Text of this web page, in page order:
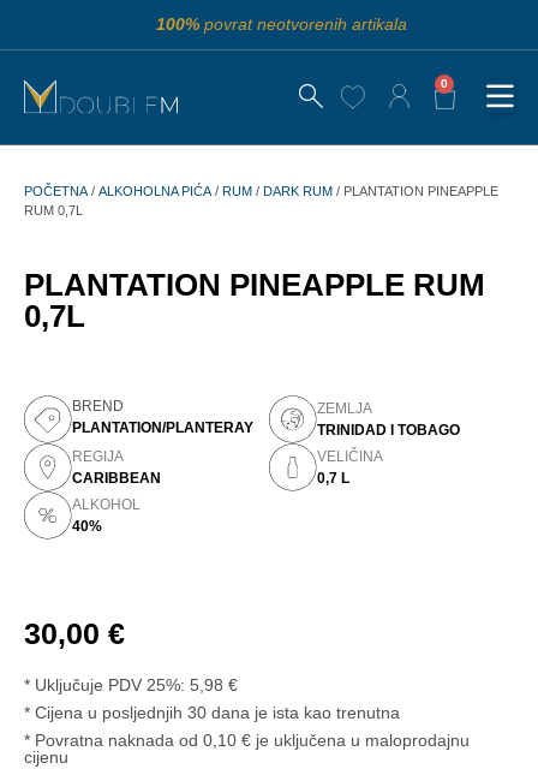
100%povrat neotvorenih artikala
0
POČETNA / ALKOHOLNA PIĆA / RUM / DARK RUM / PLANTATION PINEAPPLE
RUM 0,7L
PLANTATION PINEAPPLE RUM
0,7L
BREND
PLANTATION/PLANTERAY
ZEMLJA
TRINIDAD I TOBAGO
REGIJA
CARIBBEAN
VELIČINA
0,7 L
ALKOHOL
40%
30,00 €
* Uključuje PDV 25%: 5,98 €
Cijena u posljednjih 30 dana je ista kao trenutna
* Povratna naknada od 0,10 € je uključena u maloprodajnu
cijenu